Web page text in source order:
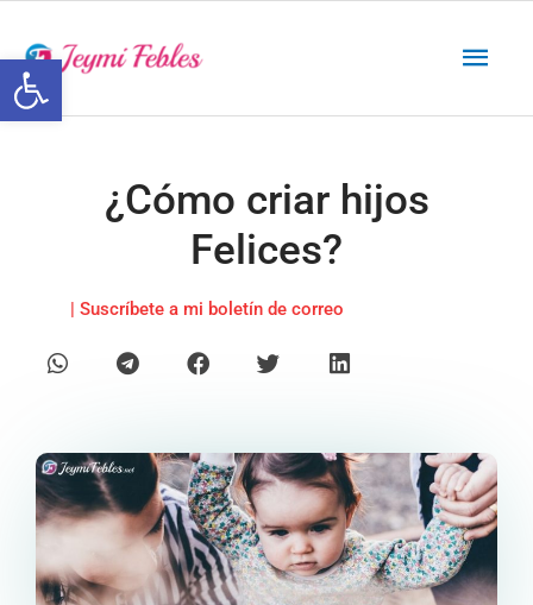
contenido
¿Cómo criar hijos
Felices?
| Suscríbete a mi boletín de correo
Abrir barra de herramientas